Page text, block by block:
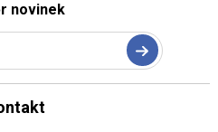
novinek